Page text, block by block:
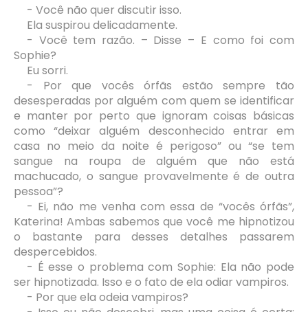
- Você não quer discutir isso.
Ela suspirou delicadamente.
- Você tem razão. – Disse – E como foi com
Sophie?
Eu sorri.
- Por que vocês órfãs estão sempre tão
desesperadas por alguém com quem se identificar
e manter por perto que ignoram coisas básicas
como “deixar alguém desconhecido entrar em
casa no meio da noite é perigoso” ou “se tem
sangue na roupa de alguém que não está
machucado, o sangue provavelmente é de outra
pessoa”?
- Ei, não me venha com essa de “vocês órfãs”,
Katerina! Ambas sabemos que você me hipnotizou
o bastante para desses detalhes passarem
despercebidos.
- É esse o problema com Sophie: Ela não pode
ser hipnotizada. Isso e o fato de ela odiar vampiros.
- Por que ela odeia vampiros?